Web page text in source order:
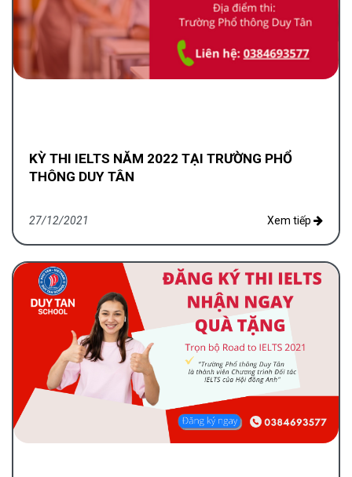
KỲ THI IELTS NĂM 2022 TẠI TRƯỜNG PHỔ
THÔNG DUY TÂN
27/12/2021 Xem tiếp